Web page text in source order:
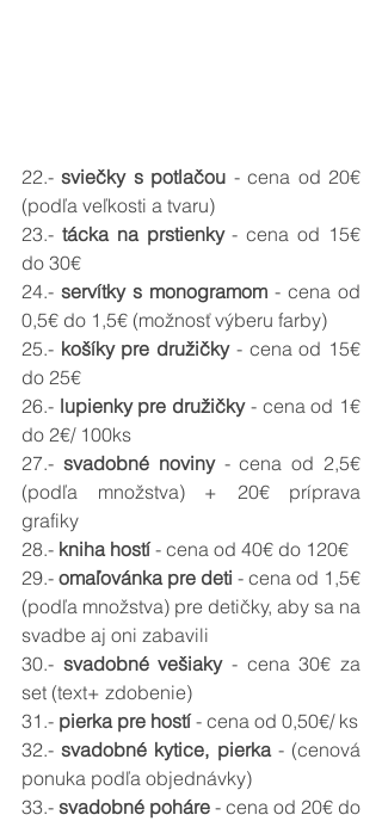
22.- sviečky s potlačou - cena od 20€
(podľa veľkosti a tvaru)
23.- tácka na prstienky - cena od 15€
do 30€
24.- servítky s monogramom - cena od
0,5€ do 1,5€ (možnosť výberu farby)
25.- košíky pre družičky - cena od 15€
do 25€
26.- lupienky pre družičky - cena od 1€
do 2€/ 100ks
27.- svadobné noviny - cena od 2,5€
(podľa množstva) + 20€ príprava
grafiky
28.- kniha hostí - cena od 40€ do 120€
29.- omaľovánka pre deti - cena od 1,5€
(podľa množstva) pre detičky, aby sa na
svadbe aj oni zabavili
30.- svadobné vešiaky - cena 30€ za
set (text+ zdobenie)
31.- pierka pre hostí - cena od 0,50€/ ks
32.- svadobné kytice, pierka - (cenová
ponuka podľa objednávky)
33.- svadobné poháre - cena od 20€ do